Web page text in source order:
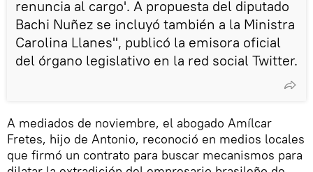
renuncia al cargo'. A propuesta del diputado
Bachi Nuñez se incluyó también a la Ministra
Carolina Llanes", publicó la emisora oficial
del órgano legislativo en la red social Twitter.
A mediados de noviembre, el abogado Amílcar
Fretes, hijo de Antonio, reconoció en medios locales
que firmó un contrato para buscar mecanismos para